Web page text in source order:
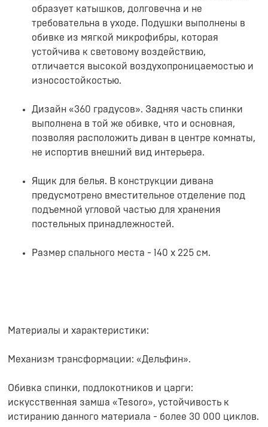
образует катышков, долговечна и не
требовательна в уходе. Подушки выполнены в
обивке из мягкой микрофибры, которая
устойчива к световому воздействию,
отличается высокой воздухопроницаемостью и
износостойкостью.
Дизайн «360 градусов». Задняя часть спинки
выполнена в той же обивке, что и основная,
позволяя расположить диван в центре комнаты,
не испортив внешний вид интерьера.
Ящик для белья. В конструкции дивана
предусмотрено вместительное отделение под
подъемной угловой частью для хранения
постельных принадлежностей.
Размер спального места - 140 х 225 см.
Материалы и характеристики:
Механизм трансформации: «Дельфин».
Обивка спинки, подлокотников и царги:
искусственная замша «Tesoro», устойчивость к
истиранию данного материала - более 30 000 циклов.